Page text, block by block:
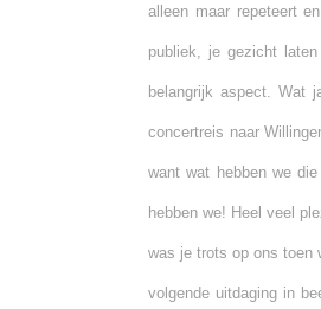
alleen maar repeteert
publiek, je gezicht
belangrijk aspect. Wat
concertreis naar
want wat hebben we
hebben we! Heel veel
was je trots op ons toen
volgende uitdaging in